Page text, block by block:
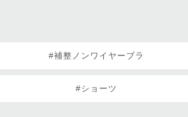
#補整ノンワイヤーブラ
#ショーツ